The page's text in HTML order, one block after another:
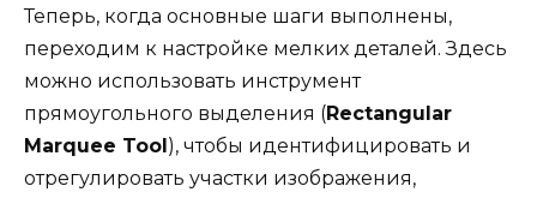
Теперь, когда основные шаги выполнены,
переходим к настройке мелких деталей. Здесь
можно использовать инструмент
прямоугольного выделения (Rectangular
Marquee Tool ), чтобы идентифицировать и
отрегулировать участки изображения,